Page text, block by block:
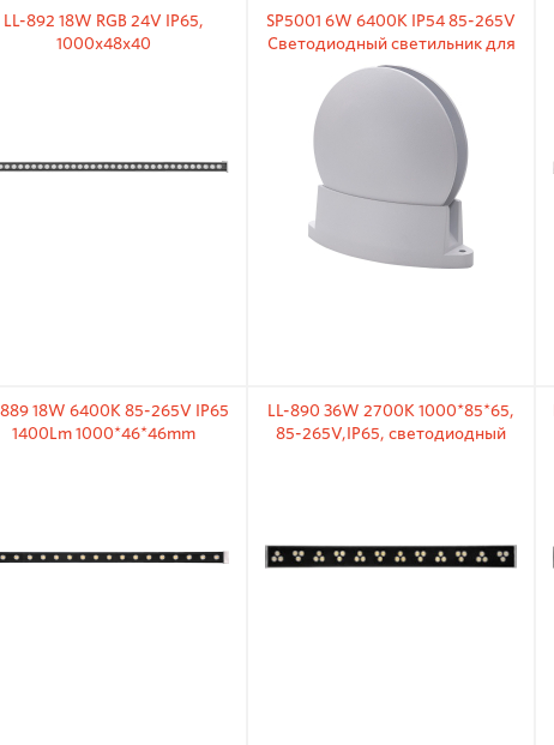
LL-892 18W RGB 24V IP65,
1000x48x40
SP5001 6W 6400К IP54 85-265V
Светодиодный светильник для
архитектурной подсветки Feron
889 18W 6400K 85-265V IP65
1400Lm 1000*46*46mm
LL-890 36W 2700K 1000*85*65,
85-265V,IP65, светодиодный